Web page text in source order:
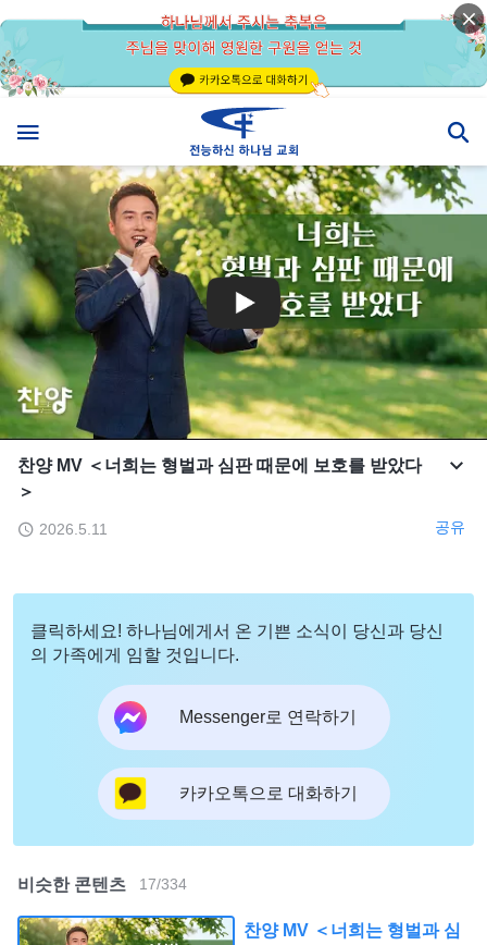
찬양 MV ＜너희는 형벌과 심판 때문에 보호를 받았다
＞
2026.5.11 공유
클릭하세요! 하나님에게서 온 기쁜 소식이 당신과 당신
의 가족에게 임할 것입니다.
Messenger로 연락하기
카카오톡으로 대화하기
비슷한 콘텐츠 17/334
찬양 MV ＜너희는 형벌과 심